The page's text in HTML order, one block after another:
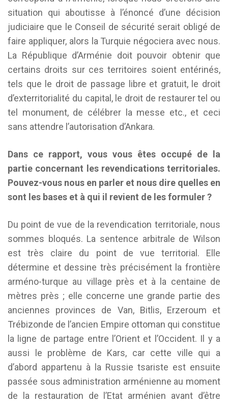
situation qui aboutisse à l’énoncé d’une décision
judiciaire que le Conseil de sécurité serait obligé de
faire appliquer, alors la Turquie négociera avec nous.
La République d’Arménie doit pouvoir obtenir que
certains droits sur ces territoires soient entérinés,
tels que le droit de passage libre et gratuit, le droit
d’exterritorialité du capital, le droit de restaurer tel ou
tel monument, de célébrer la messe etc., et ceci
sans attendre l’autorisation d’Ankara.
Dans ce rapport, vous vous êtes occupé de la
partie concernant les revendications territoriales.
Pouvez-vous nous en parler et nous dire quelles en
sont les bases et à qui il revient de les formuler ?
Du point de vue de la revendication territoriale, nous
sommes bloqués. La sentence arbitrale de Wilson
est très claire du point de vue territorial. Elle
détermine et dessine très précisément la frontière
arméno-turque au village près et à la centaine de
mètres près ; elle concerne une grande partie des
anciennes provinces de Van, Bitlis, Erzeroum et
Trébizonde de l’ancien Empire ottoman qui constitue
la ligne de partage entre l’Orient et l’Occident. Il y a
aussi le problème de Kars, car cette ville qui a
d’abord appartenu à la Russie tsariste est ensuite
passée sous administration arménienne au moment
de la restauration de l’Etat arménien avant d’être